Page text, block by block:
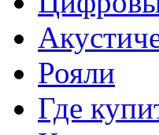
Рояли
Где